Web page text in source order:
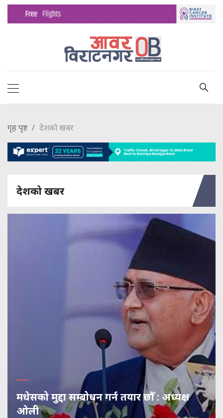
गृह पृष्ट देशको खबर
देशको खबर
मधेसको मुद्दा सम्बोधन गर्न तयार छौँ : अध्यक्ष
ओली